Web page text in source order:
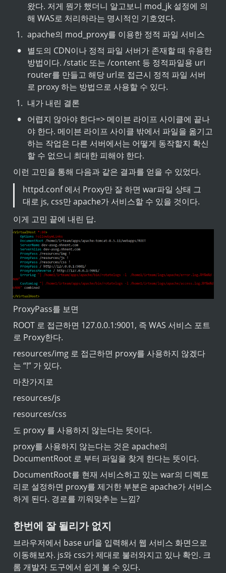
왔다. 저게 뭔가 했더니 알고보니 mod_jk 설정에 의
해 WAS로 처리하라는 명시적인 기호였다.
1. apache의 mod_proxy를 이용한 정적 파일 서비스
•
별도의 CDN이나 정적 파일 서버가 존재할 때 유용한
방법이다. /static 또는 /content 등 정적파일용 uri
router를 만들고 해당 url로 접근시 정적 파일 서버
로 proxy 하는 방법으로 사용할 수 있다.
1. 내가 내린 결론
• 어렵지 않아야 한다=> 메이븐 라이프 사이클에 끝나
야 한다. 메이븐 라이프 사이클 밖에서 파일을 옮기고
하는 작업은 다른 서버에서는 어떻게 동작할지 확신
할 수 없으니 최대한 피해야 한다.
이런 고민을 통해 다음과 같은 결과를 얻을 수 있었다.
httpd.conf 에서 Proxy만 잘 하면 war파일 상태 그
대로 js, css만 apache가 서비스할 수 있을 것이다.
이게 고민 끝에 내린 답.
ProxyPass를 보면
ROOT 로 접근하면 127.0.0.1:9001, 즉 WAS 서비스 포트
로 Proxy한다.
resources/img 로 접근하면 proxy를 사용하지 않겠다
는 “!” 가 있다.
마찬가지로
resources/js
resources/css
도 proxy 를 사용하지 않는다는 뜻이다.
proxy를 사용하지 않는다는 것은 apache의
DocumentRoot 로 부터 파일을 찾게 한다는 뜻이다.
DocumentRoot를 현재 서비스하고 있는 war의 디렉토
리로 설정하면 proxy를 제거한 부분은 apache가 서비스
하게 된다. 경로를 끼워맞추는 느낌?
한번에 잘 될리가 없지
브라우저에서 base url을 입력해서 웹 서비스 화면으로
이동해보자. js와 css가 제대로 불러와지고 있나 확인. 크
롬 개발자 도구에서 쉽게 볼 수 있다.